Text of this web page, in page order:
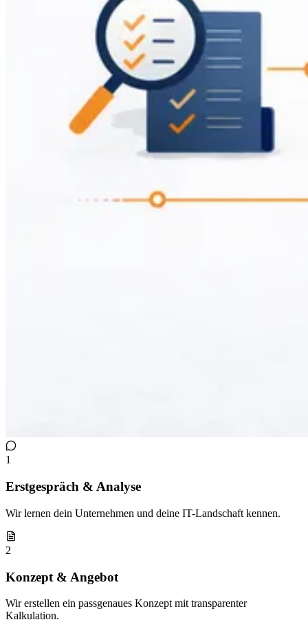
1
Erstgespräch & Analyse
Wir lernen dein Unternehmen und deine IT-Landschaft kennen.
2
Konzept & Angebot
Wir erstellen ein passgenaues Konzept mit transparenter
Kalkulation.